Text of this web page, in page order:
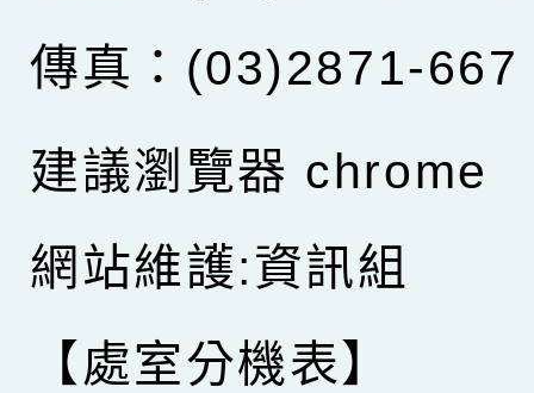
傳真：(03)2871-667
建議瀏覽器 chrome
網站維護:資訊組
【處室分機表】